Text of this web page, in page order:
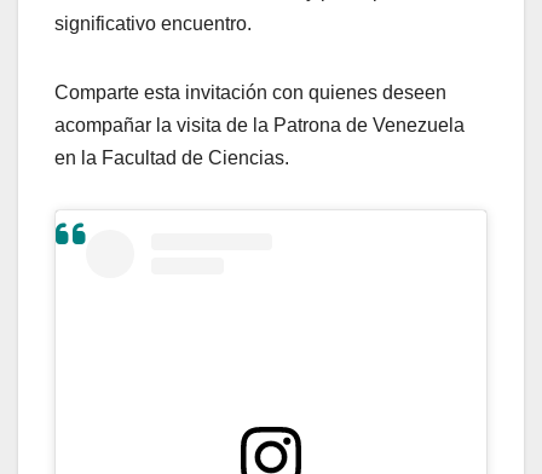
significativo encuentro.
Comparte esta invitación con quienes deseen
acompañar la visita de la Patrona de Venezuela
en la Facultad de Ciencias.